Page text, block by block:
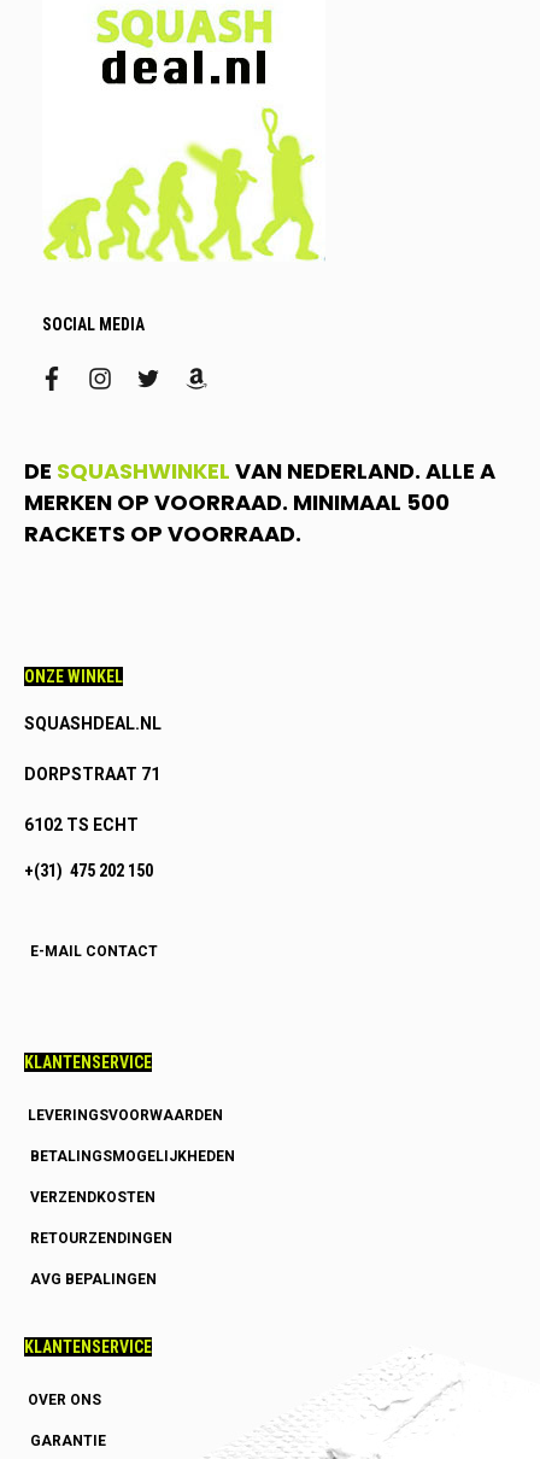
SOCIAL MEDIA
facebookinstagram
twitteramazon
DE SQUASHWINKEL VAN NEDERLAND. ALLE A
MERKEN OP VOORRAAD. MINIMAAL 500
RACKETS OP VOORRAAD.
ONZE WINKEL
SQUASHDEAL.NL
DORPSTRAAT 71
6102 TS ECHT
+(31) 475 202 150
E-MAIL CONTACT
KLANTENSERVICE
LEVERINGSVOORWAARDEN
BETALINGSMOGELIJKHEDEN
VERZENDKOSTEN
RETOURZENDINGEN
AVG BEPALINGEN
KLANTENSERVICE
OVER ONS
GARANTIE